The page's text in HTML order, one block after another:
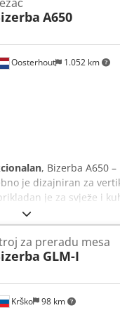
Oosterhout 1.052 km
A650
, Bizerba A650
je dizajniran za
je za svježe i
hrane.
težinu. Gotovo
se mogu
900 mm, dok
u minuti.
različitih
koristiti u različitim
Krško 98 km
za preradu mesa
GLM-I